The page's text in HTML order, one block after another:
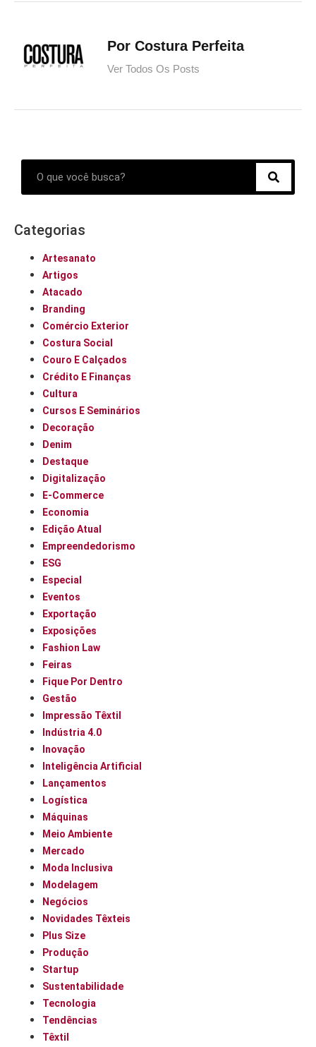
Por Costura Perfeita
Ver Todos Os Posts
Categorias
Artesanato
Artigos
Atacado
Branding
Comércio Exterior
Costura Social
Couro E Calçados
Crédito E Finanças
Cultura
Cursos E Seminários
Decoração
Denim
Destaque
Digitalização
E-Commerce
Economia
Edição Atual
Empreendedorismo
ESG
Especial
Eventos
Exportação
Exposições
Fashion Law
Feiras
Fique Por Dentro
Gestão
Impressão Têxtil
Indústria 4.0
Inovação
Inteligência Artificial
Lançamentos
Logística
Máquinas
Meio Ambiente
Mercado
Moda Inclusiva
Modelagem
Negócios
Novidades Têxteis
Plus Size
Produção
Startup
Sustentabilidade
Tecnologia
Tendências
Têxtil